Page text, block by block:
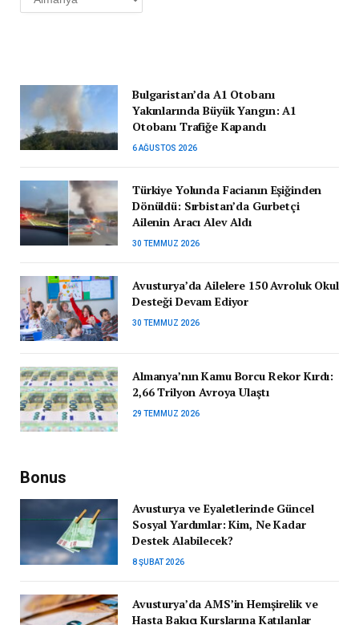
Bulgaristan’da A1 Otobanı
Yakınlarında Büyük Yangın: A1
Otobanı Trafiğe Kapandı
6 AĞUSTOS 2026
Türkiye Yolunda Facianın Eşiğinden
Dönüldü: Sırbistan’da Gurbetçi
Ailenin Aracı Alev Aldı
30 TEMMUZ 2026
Avusturya’da Ailelere 150 Avroluk Okul
Desteği Devam Ediyor
30 TEMMUZ 2026
Almanya’nın Kamu Borcu Rekor Kırdı:
2,66 Trilyon Avroya Ulaştı
29 TEMMUZ 2026
Bonus
Avusturya ve Eyaletlerinde Güncel
Sosyal Yardımlar: Kim, Ne Kadar
Destek Alabilecek?
8 ŞUBAT 2026
Avusturya’da AMS’in Hemşirelik ve
Hasta Bakıcı Kurslarına Katılanlar